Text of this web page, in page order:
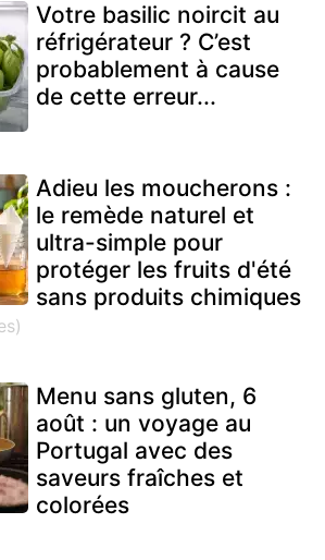
Votre basilic noircit au
réfrigérateur ? C’est
probablement à cause
de cette erreur...
Adieu les moucherons :
le remède naturel et
ultra-simple pour
protéger les fruits d'été
sans produits chimiques
Menu sans gluten, 6
août : un voyage au
Portugal avec des
saveurs fraîches et
colorées